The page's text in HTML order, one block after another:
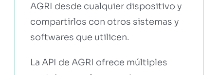
AGRI desde cualquier dispositivo y
compartirlos con otros sistemas y
softwares que utilicen.
La API de AGRI ofrece múltiples